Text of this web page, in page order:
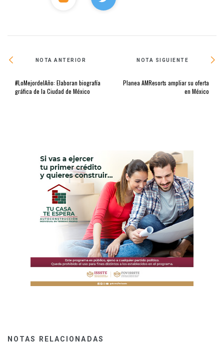
NOTA ANTERIOR
#LoMejordelAño: Elaboran biografía
gráfica de la Ciudad de México
NOTA SIGUIENTE
Planea AMResorts ampliar su oferta
en México
NOTAS RELACIONADAS